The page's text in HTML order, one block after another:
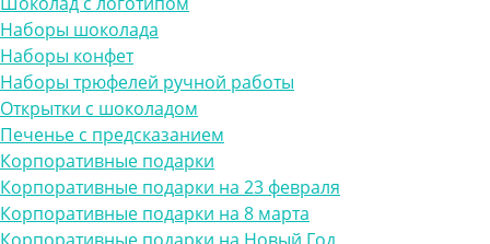
Наборы шоколада
Наборы конфет
Наборы трюфелей ручной работы
Открытки с шоколадом
Печенье с предсказанием
Корпоративные подарки
Корпоративные подарки на 23 февраля
Корпоративные подарки на 8 марта